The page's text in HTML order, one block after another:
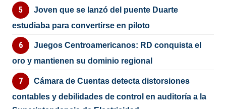
Joven que se lanzó del puente Duarte
estudiaba para convertirse en piloto
Juegos Centroamericanos: RD conquista el
oro y mantienen su dominio regional
Cámara de Cuentas detecta distorsiones
contables y debilidades de control en auditoría a la